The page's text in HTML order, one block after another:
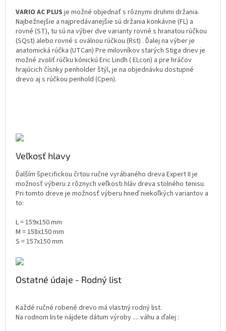
VARIO AC PLUS je možné objednať s rôznymi druhmi držania.
Najbežnejšie a najpredávanejšie sú držania konkávne (FL) a
rovné (ST), tu sú na výber dve varianty rovné s hranatou rúčkou
(SQst) alebo rovné s oválnou rúčkou (Rst) . Ďalej na výber je
anatomická rúčka (UTCan) Pre milovníkov starých Stiga driev je
možné zvoliť rúčku kónickú Eric Lindh ( ELcon) a pre hráčov
hrajúcich čísnky penholder štýl, je na objednávku dostupné
drevo aj s rúčkou penhold (Cpen).
Veľkosť hlavy
Ďalším špecifickou črtou ručne vyrábaného dreva Expert II je
možnosť výberu z rôznych veľkosti hláv dreva stolného tenisu.
Pri tomto dreve je možnosť výberu hneď niekoľkých variantov a
to:
L = 159x150 mm
M = 158x150 mm
S = 157x150 mm
Ostatné údaje - Rodný list
Každé ručné robené drevo má vlastný rodný list.
Na rodnom liste nájdete dátum výroby .... váhu a ďalej :